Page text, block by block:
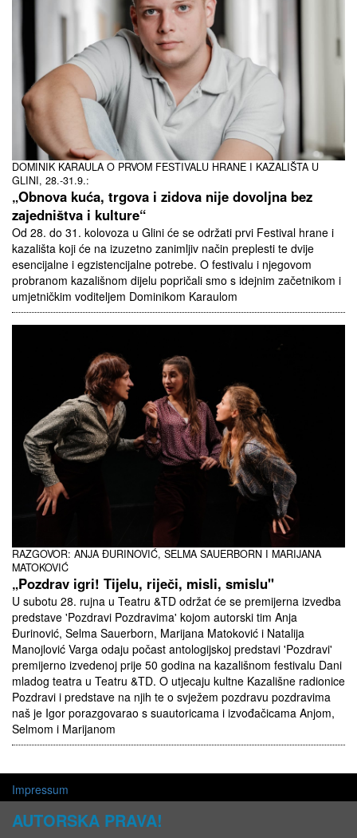
DOMINIK KARAULA O PRVOM FESTIVALU HRANE I KAZALIŠTA U
GLINI, 28.-31.9.:
„Obnova kuća, trgova i zidova nije dovoljna bez
zajedništva i kulture“
Od 28. do 31. kolovoza u Glini će se održati prvi Festival hrane i
kazališta koji će na izuzetno zanimljiv način preplesti te dvije
esencijalne i egzistencijalne potrebe. O festivalu i njegovom
probranom kazališnom dijelu popričali smo s idejnim začetnikom i
umjetničkim voditeljem Dominikom Karaulom
RAZGOVOR: ANJA ĐURINOVIĆ, SELMA SAUERBORN I MARIJANA
MATOKOVIĆ
„Pozdrav igri! Tijelu, riječi, misli, smislu"
U subotu 28. rujna u Teatru &TD održat će se premijerna izvedba
predstave 'Pozdravi Pozdravima' kojom autorski tim Anja
Đurinović, Selma Sauerborn, Marijana Matoković i Natalija
Manojlović Varga odaju počast antologijskoj predstavi 'Pozdravi'
premijerno izvedenoj prije 50 godina na kazališnom festivalu Dani
mladog teatra u Teatru &TD. O utjecaju kultne Kazališne radionice
Pozdravi i predstave na njih te o svježem pozdravu pozdravima
naš je Igor porazgovarao s suautoricama i izvođačicama Anjom,
Selmom i Marijanom
Impressum
AUTORSKA PRAVA!